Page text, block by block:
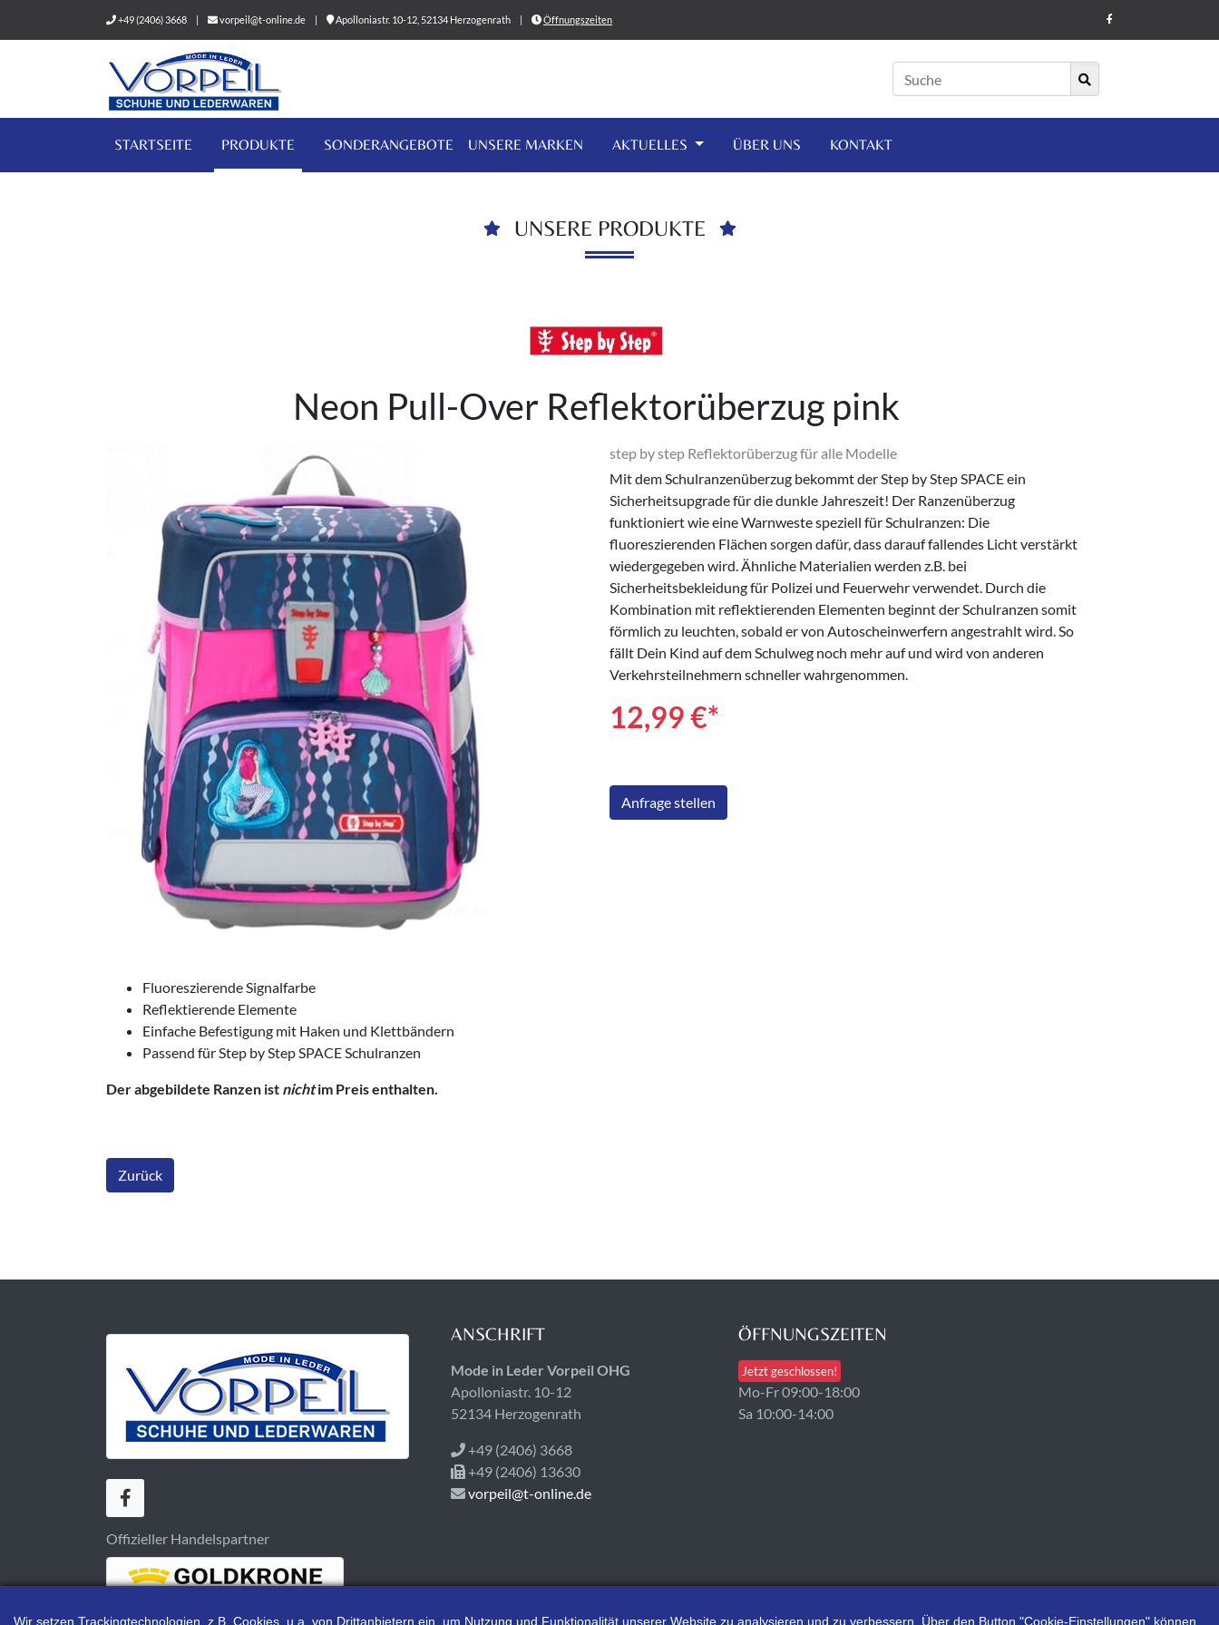
+49 (2406) 3668 | vorpeil@t-online.de | Apolloniastr. 10-12, 52134 Herzogenrath | Öffnungszeiten
STARTSEITE PRODUKTE SONDERANGEBOTE UNSERE MARKEN AKTUELLES ÜBER UNS KONTAKT
UNSERE PRODUKTE
Neon Pull-Over Reflektorüberzug pink
step by step Reflektorüberzug für alle Modelle
Mit dem Schulranzenüberzug bekommt der Step by Step SPACE ein
Sicherheitsupgrade für die dunkle Jahreszeit! Der Ranzenüberzug
funktioniert wie eine Warnweste speziell für Schulranzen: Die
fluoreszierenden Flächen sorgen dafür, dass darauf fallendes Licht verstärkt
wiedergegeben wird. Ähnliche Materialien werden z.B. bei
Sicherheitsbekleidung für Polizei und Feuerwehr verwendet. Durch die
Kombination mit reflektierenden Elementen beginnt der Schulranzen somit
förmlich zu leuchten, sobald er von Autoscheinwerfern angestrahlt wird. So
fällt Dein Kind auf dem Schulweg noch mehr auf und wird von anderen
Verkehrsteilnehmern schneller wahrgenommen.
12,99€*
Anfrage stellen
Fluoreszierende Signalfarbe
Reflektierende Elemente
Einfache Befestigung mit Haken und Klettbändern
Passend für Step by Step SPACE Schulranzen
Der abgebildete Ranzen ist nichtim Preis enthalten.
Zurück
Offizieller Handelspartner
ANSCHRIFT
Mode in Leder Vorpeil OHG
Apolloniastr. 10-12
52134 Herzogenrath
+49 (2406) 3668
+49 (2406) 13630
vorpeil@t-online.de
ÖFFNUNGSZEITEN
Jetzt geschlossen!
Mo-Fr 09:00-18:00
Sa 10:00-14:00
Wir setzen Trackingtechnologien, z.B. Cookies, u.a. von Drittanbietern ein, um Nutzung und Funktionalität unserer Website zu analysieren und zu verbessern. Über den Button "Cookie-Einstellungen" können